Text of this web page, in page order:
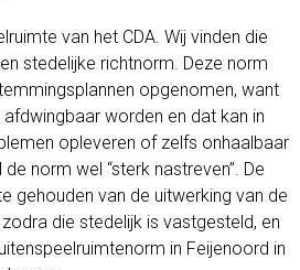
van het CDA. Wij vinden die
stedelijke richtnorm. Deze norm
opgenomen, want
worden en dat kan in
opleveren of zelfs onhaalbaar
norm wel “sterk nastreven”. De
gehouden van de uitwerking van de
die stedelijk is vastgesteld, en
in Feijenoord in